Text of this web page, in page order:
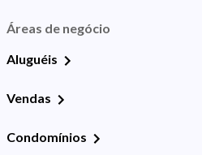
Áreas de negócio
Aluguéis
Vendas
Condomínios